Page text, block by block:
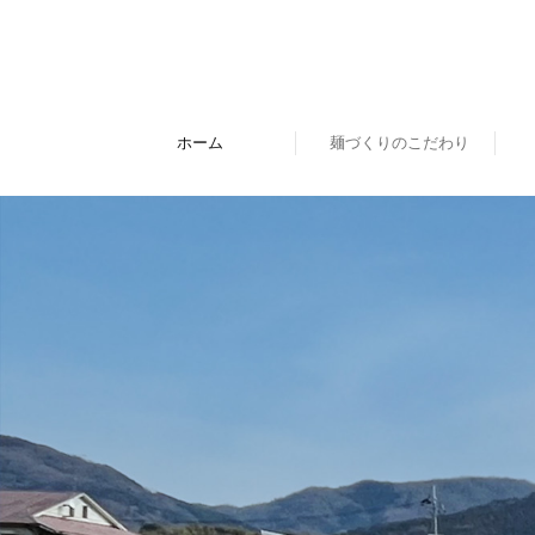
ホーム 麺づくりのこだわり
三輪素麺の歴史